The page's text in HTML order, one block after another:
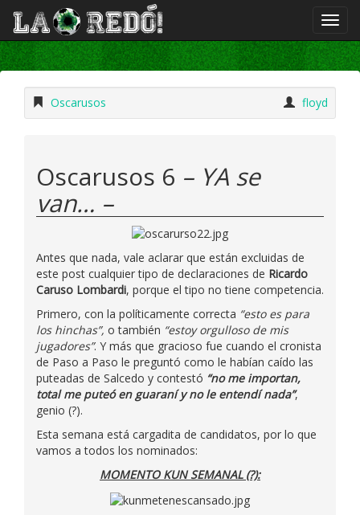
Oscarusos floyd
Oscarusos 6 – YA se
van… –
Antes que nada, vale aclarar que están excluidas de
este post cualquier tipo de declaraciones de Ricardo
Caruso Lombardi, porque el tipo no tiene competencia.
Primero, con la políticamente correcta “esto es para
los hinchas”, o también “estoy orgulloso de mis
jugadores”. Y más que gracioso fue cuando el cronista
de Paso a Paso le preguntó como le habían caído las
puteadas de Salcedo y contestó “no me importan,
total me puteó en guaraní y no le entendí nada”,
genio (?).
Esta semana está cargadita de candidatos, por lo que
vamos a todos los nominados:
MOMENTO KUN SEMANAL (?):